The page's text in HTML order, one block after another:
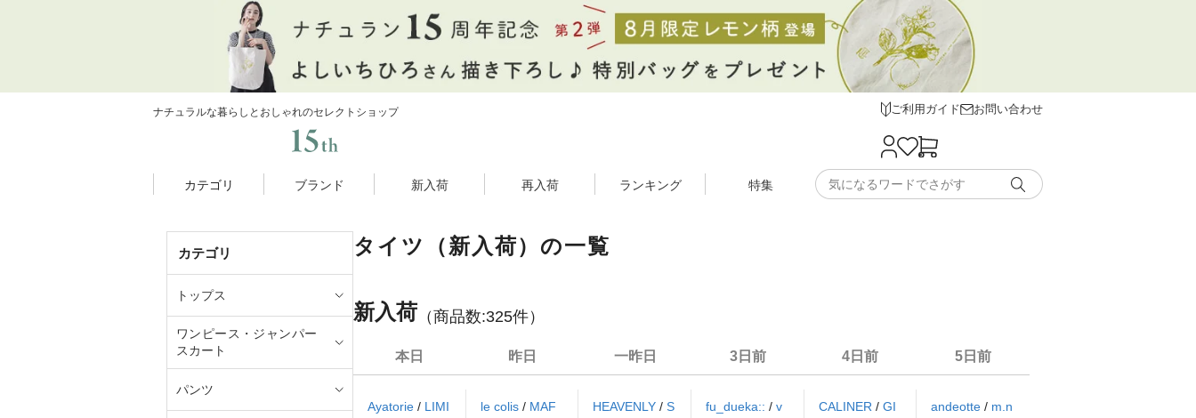
ナチュラルな暮らしとおしゃれのセレクトショップ ご利用ガイド お問い合わせ
カテゴリ ブランド 新入荷 再入荷 ランキング 特集
カテゴリ
トップス
ワンピース・ジャンパー
スカート
パンツ
タイツ（新入荷）の一覧
新入荷 （商品数:325件）
本日
Ayatorie / LIMI
昨日
le colis / MAF
一昨日
HEAVENLY/S
3日前
fu_dueka:: / v
4日前
CALINER / GI
5日前
andeotte/ m.n